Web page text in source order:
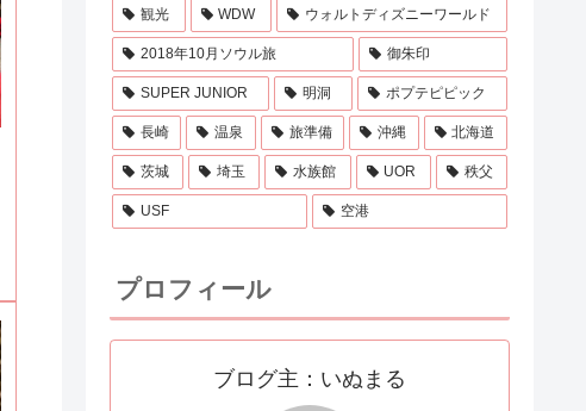
観光 WDW ウォルトディズニーワールド
2018年10月ソウル旅 御朱印
SUPER JUNIOR 明洞 ポプテピピック
長崎 温泉 旅準備 沖縄 北海道
茨城 埼玉 水族館 UOR 秩父
USF 空港
プロフィール
ブログ主：いぬまる